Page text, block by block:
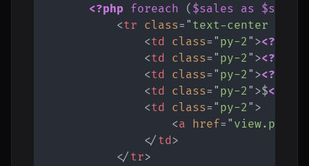
<?php foreach ( $sales as $sale
<tr class= " text-center
<td class= " py-2 " ><?php
<td class= " py-2 " ><?php
<td class= " py-2 " ><?php
<td class= " py-2 " >$<?php
<td class= " py-2 " >
<a href= "
</ td>
</ tr>